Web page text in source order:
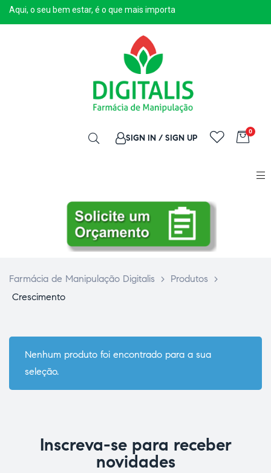
Aqui, o seu bem estar, é o que mais importa
SIGN IN / SIGN UP
0
Farmácia de Manipulação Digitalis > Produtos
>
Crescimento
Nenhum produto foi encontrado para a sua
seleção.
Inscreva-se para receber
novidades